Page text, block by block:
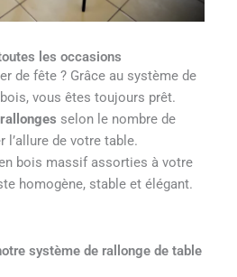
les occasions
de fête ? Grâce au système de
vous êtes toujours prêt.
selon le nombre de
l’allure de votre table.
bois massif assorties à votre
homogène, stable et élégant.
système de rallonge de table